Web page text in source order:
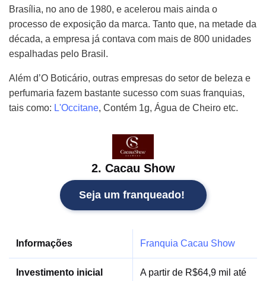
Brasília, no ano de 1980, e acelerou mais ainda o
processo de exposição da marca. Tanto que, na metade da
década, a empresa já contava com mais de 800 unidades
espalhadas pelo Brasil.
Além d’O Boticário, outras empresas do setor de beleza e
perfumaria fazem bastante sucesso com suas franquias,
tais como: L'Occitane, Contém 1g, Água de Cheiro etc.
2. Cacau Show
Seja um franqueado!
Informações Franquia Cacau Show
Investimento inicial
A partir de R$64,9 mil até